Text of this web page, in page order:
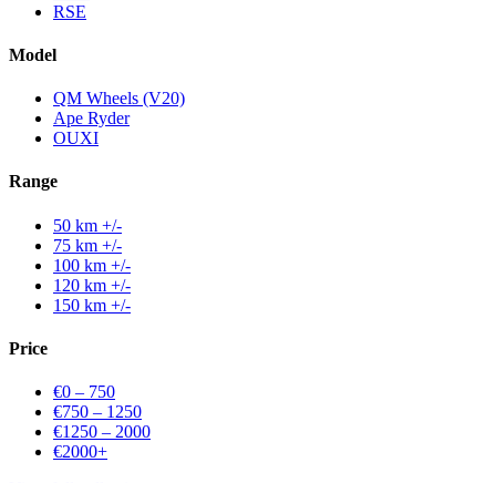
RSE
Model
QM Wheels (V20)
Ape Ryder
OUXI
Range
50 km +/-
75 km +/-
100 km +/-
120 km +/-
150 km +/-
Price
€0 – 750
€750 – 1250
€1250 – 2000
€2000+